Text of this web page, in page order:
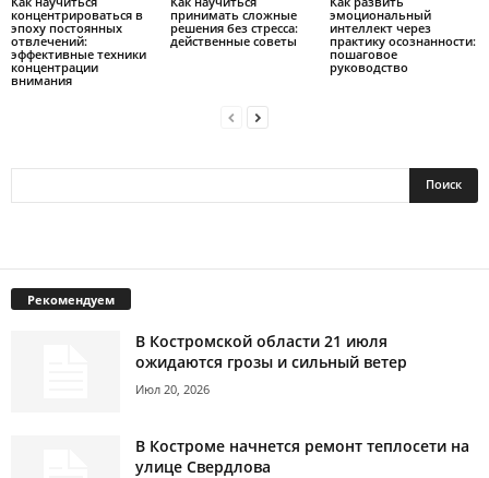
концентрироваться в
эпоху постоянных
отвлечений:
эффективные техники
концентрации
внимания
принимать сложные
решения без стресса:
действенные советы
эмоциональный
интеллект через
практику осознанности:
пошаговое
руководство
Рекомендуем
В Костромской области 21 июля
ожидаются грозы и сильный ветер
Июл 20, 2026
В Костроме начнется ремонт теплосети на
улице Свердлова